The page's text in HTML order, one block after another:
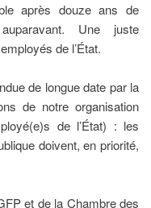
après douze ans de
Une juste
de l’État.
de longue date par la
de notre organisation
de l’État) : les
doivent, en priorité,
et de la Chambre des